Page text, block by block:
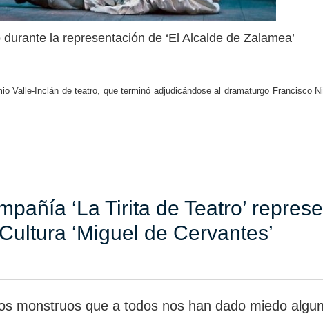
la representación de ‘El Alcalde de Zalamea’
Valle-Inclán de teatro, que terminó adjudicándose al dramaturgo Francisco
‘La Tirita de Teatro’
‘Miguel de Cervantes’
monstruos que a todos nos han dado miedo